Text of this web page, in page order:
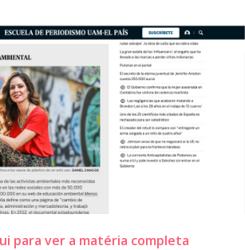
para ver a matéria completa